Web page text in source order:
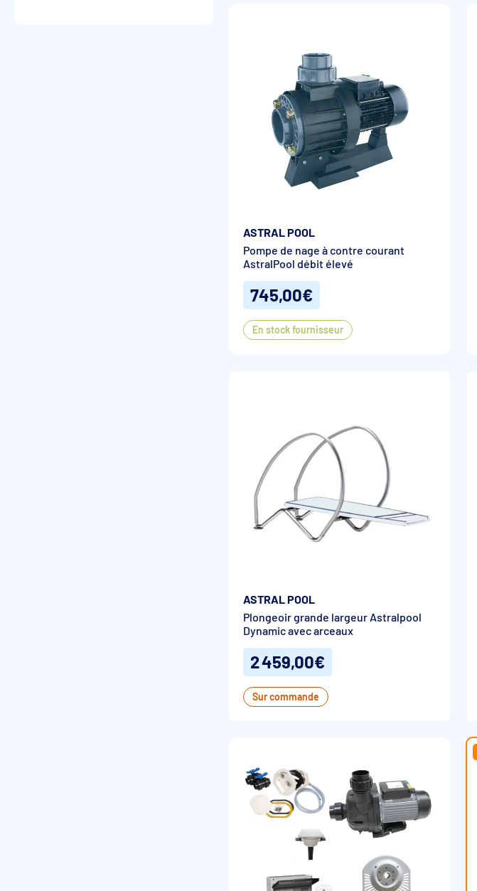
ASTRAL POOL
Pompe de nage à contre courant
AstralPool débit élevé
745,00€
En stock fournisseur
ASTRAL POOL
Plongeoir grande largeur Astralpool
Dynamic avec arceaux
2 459,00€
Sur commande